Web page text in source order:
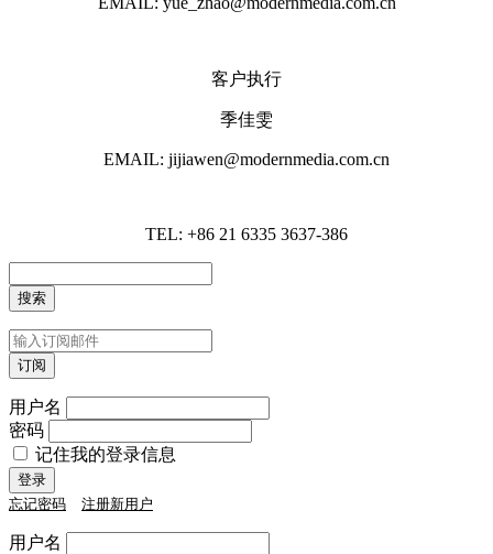
客户执行
季佳雯
EMAIL: jijiawen@modernmedia.com.cn
TEL: +86 21 6335 3637-386
用户名
密码
记住我的登录信息
忘记密码 注册新用户
用户名